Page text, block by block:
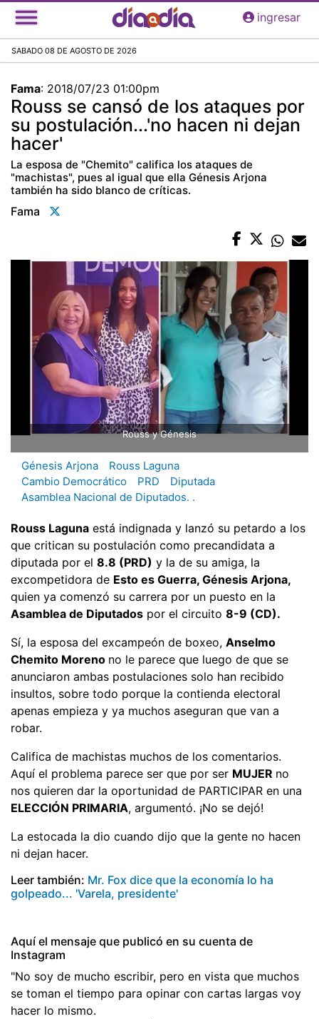
Pasar
al
principal
ingresar
SABADO 08 DE AGOSTO DE 2026
Fama: 2018/07/23 01:00pm
Rouss se cansó de los ataques por
su postulación...'no hacen ni dejan
hacer'
La esposa de "Chemito" califica los ataques de
"machistas", pues al igual que ella Génesis Arjona
también ha sido blanco de críticas.
Fama
Rouss y Génesis
Génesis Arjona
Rouss Laguna
Cambio Democrático
PRD
Diputada
Asamblea Nacional de Diputados. .
Rouss Laguna está indignada y lanzó su petardo a los
que critican su postulación como precandidata a
diputada por el 8.8 (PRD) y la de su amiga, la
excompetidora de Esto es Guerra, Génesis Arjona,
quien ya comenzó su carrera por un puesto en la
Asamblea de Diputados por el circuito 8-9 (CD).
Sí, la esposa del excampeón de boxeo, Anselmo
Chemito Moreno no le parece que luego de que se
anunciaron ambas postulaciones solo han recibido
insultos, sobre todo porque la contienda electoral
apenas empieza y ya muchos aseguran que van a
robar.
Califica de machistas muchos de los comentarios.
Aquí el problema parece ser que por ser MUJER no
nos quieren dar la oportunidad de PARTICIPAR en una
ELECCIÓN PRIMARIA, argumentó. ¡No se dejó!
La estocada la dio cuando dijo que la gente no hacen
ni dejan hacer.
Leer también: Mr. Fox dice que la economía lo ha
golpeado... 'Varela, presidente'
Aquí el mensaje que publicó en su cuenta de
Instagram
"No soy de mucho escribir, pero en vista que muchos
se toman el tiempo para opinar con cartas largas voy
hacer lo mismo.